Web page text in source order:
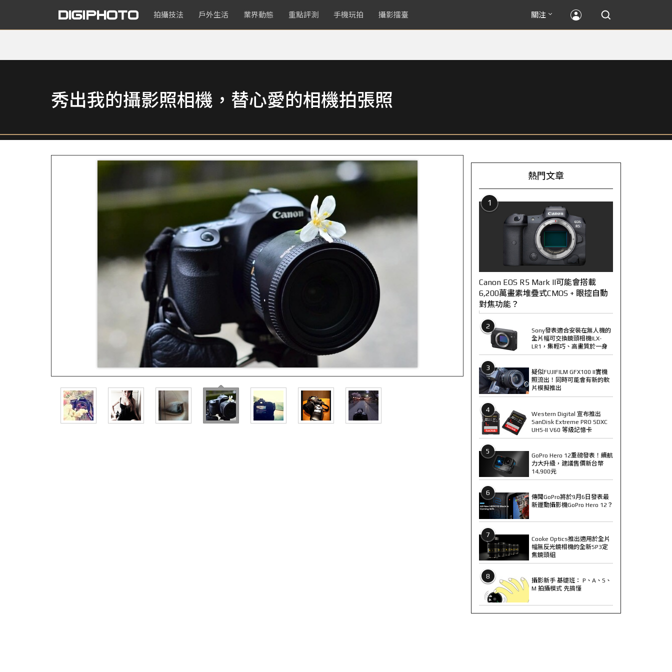
拍攝技法 戶外生活 業界動態 重點評測 手機玩拍 攝影擂臺 關注
秀出我的攝影照相機，替心愛的相機拍張照
熱門文章
1
Canon EOS R5 Mark II可能會搭載
6,200萬畫素堆疊式CMOS + 眼控自動
對焦功能？
2
Sony發表適合安裝在無人機的
全片幅可交換鏡頭相機ILX-
LR1，集輕巧、高畫質於一身
3
疑似FUJIFILM GFX100 II實機
照流出！同時可能會有新的軟
片模擬推出
4
Western Digital 宣布推出
SanDisk Extreme PRO SDXC
UHS-II V60 等級記憶卡
5
GoPro Hero 12重磅發表！續航
力大升級，建議售價新台幣
14,900元
6
傳聞GoPro將於9月6日發表最
新運動攝影機GoPro Hero 12？
7
Cooke Optics推出適用於全片
幅無反光鏡相機的全新SP3定
焦鏡頭組
8
攝影新手 基礎班： P、A、S、
M 拍攝模式 先搞懂